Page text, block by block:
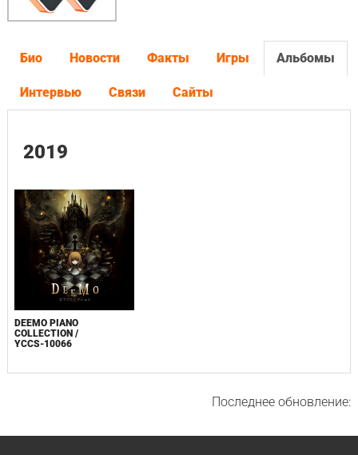
Био Новости Факты Игры Альбомы
Интервью Связи Сайты
2019
DEEMO PIANO
COLLECTION /
YCCS-10066
Последнее обновление: